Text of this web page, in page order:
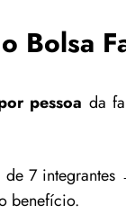
Bolsa
pessoa da
de 7
benefício.